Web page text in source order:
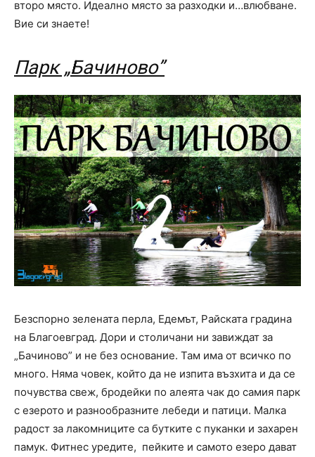
второ място. Идеално място за разходки и…влюбване.
Вие си знаете!
Парк „Бачиново”
Безспорно зелената перла, Едемът, Райската градина
на Благоевград. Дори и столичани ни завиждат за
„Бачиново” и не без основание. Там има от всичко по
много. Няма човек, който да не изпита възхита и да се
почувства свеж, бродейки по алеята чак до самия парк
с езерото и разнообразните лебеди и патици. Малка
радост за лакомниците са бутките с пуканки и захарен
памук. Фитнес уредите, пейките и самото езеро дават